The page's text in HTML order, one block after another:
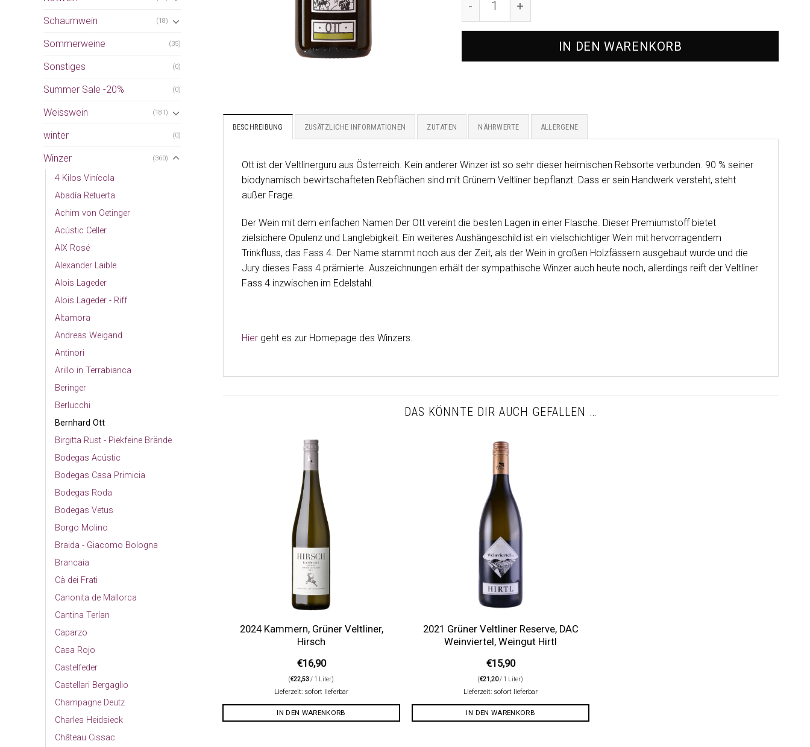
Schaumwein (18)
Sommerweine (35)
Sonstiges (0)
Summer Sale -20% (0)
Weisswein (181)
winter (0)
Winzer (360)
4 Kilos Vinícola
Abadía Retuerta
Achim von Oetinger
Acústic Celler
AIX Rosé
Alexander Laible
Alois Lageder
Alois Lageder - Riff
Altamora
Andreas Weigand
Antinori
Arillo in Terrabianca
Beringer
Berlucchi
Bernhard Ott
Birgitta Rust - Piekfeine Brände
Bodegas Acústic
Bodegas Casa Primicia
Bodegas Roda
Bodegas Vetus
Borgo Molino
Braida - Giacomo Bologna
Brancaia
Cà dei Frati
Canonita de Mallorca
Cantina Terlan
Caparzo
Casa Rojo
Castelfeder
Castellari Bergaglio
Champagne Deutz
Charles Heidsieck
Château Cissac
IN DEN WARENKORB
BESCHREIBUNG ZUSÄTZLICHE INFORMATIONEN ZUTATEN NÄHRWERTE ALLERGENE
Ott ist der Veltlinerguru aus Österreich. Kein anderer Winzer ist so sehr dieser heimischen Rebsorte verbunden. 90 % seiner
biodynamisch bewirtschafteten Rebflächen sind mit Grünem Veltliner bepflanzt. Dass er sein Handwerk versteht, steht
außer Frage.
Der Wein mit dem einfachen Namen Der Ott vereint die besten Lagen in einer Flasche. Dieser Premiumstoff bietet
zielsichere Opulenz und Langlebigkeit. Ein weiteres Aushängeschild ist ein vielschichtiger Wein mit hervorragendem
Trinkfluss, das Fass 4. Der Name stammt noch aus der Zeit, als der Wein in großen Holzfässern ausgebaut wurde und die
Jury dieses Fass 4 prämierte. Auszeichnungen erhält der sympathische Winzer auch heute noch, allerdings reift der Veltliner
Fass 4 inzwischen im Edelstahl.
Hiergeht es zur Homepage des Winzers.
DAS KÖNNTE DIR AUCH GEFALLEN …
2024 Kammern, Grüner Veltliner,
Hirsch
€16,90
(€22,53/ 1 Liter)
Lieferzeit: sofort lieferbar
IN DEN WARENKORB
2021 Grüner Veltliner Reserve, DAC
Weinviertel, Weingut Hirtl
€15,90
(€21,20/ 1 Liter)
Lieferzeit: sofort lieferbar
IN DEN WARENKORB